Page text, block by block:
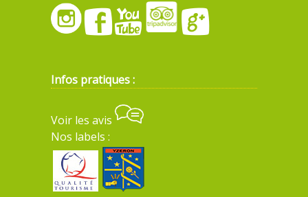
Infos pratiques :
Voir les avis
Nos labels :